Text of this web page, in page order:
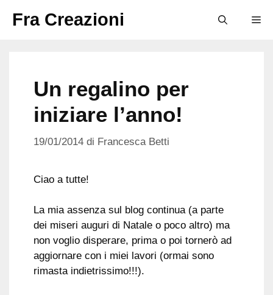
Fra Creazioni
Un regalino per
iniziare l’anno!
19/01/2014 di Francesca Betti
Ciao a tutte!
La mia assenza sul blog continua (a parte
dei miseri auguri di Natale o poco altro) ma
non voglio disperare, prima o poi tornerò ad
aggiornare con i miei lavori (ormai sono
rimasta indietrissimo!!!).